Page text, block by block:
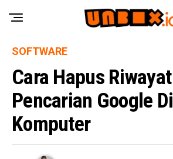
SOFTWARE
Cara Hapus Riwayat
Pencarian Google Di
Komputer